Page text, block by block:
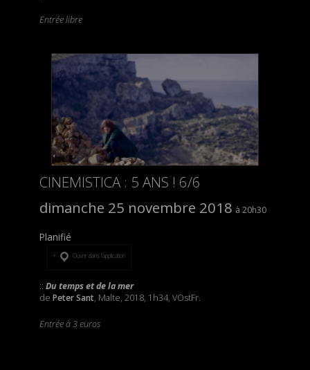
Entrée libre
CINEMISTICA : 5 ANS ! 6/6
dimanche 25 novembre 2018
20h30
Planifié
Ouvrir dans l’application
:: Du temps et de la mer
de Peter Sant, Malte, 2018, 1h34, VOstFr.
Entrée à 3 euros